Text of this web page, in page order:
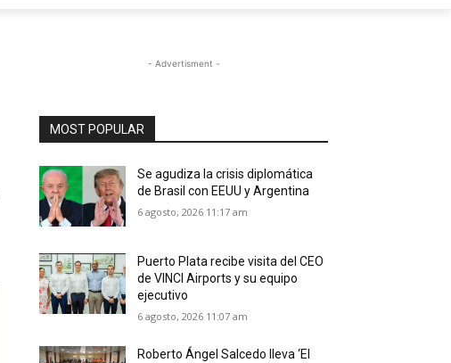
- Advertisment -
MOST POPULAR
Se agudiza la crisis diplomática
de Brasil con EEUU y Argentina
6 agosto, 2026 11:17 am
Puerto Plata recibe visita del CEO
de VINCI Airports y su equipo
ejecutivo
6 agosto, 2026 11:07 am
Roberto Ángel Salcedo lleva ‘El